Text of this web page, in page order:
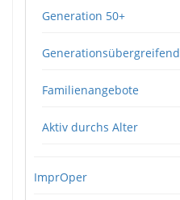
Generation 50+
Generationsübergreifend
Familienangebote
Aktiv durchs Alter
ImprOper